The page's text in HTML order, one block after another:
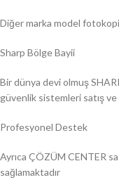
Diğer marka model
Sharp Bölge Bayii
Bir dünya devi olmuş
güvenlik sistemleri satış
Profesyonel Destek
Ayrıca ÇÖZÜM CENTER
sağlamaktadır